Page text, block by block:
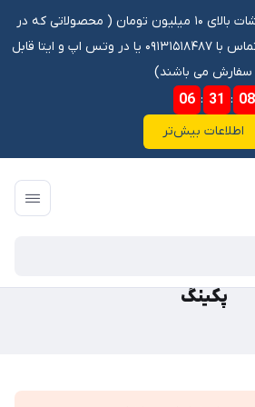
تخفیف ۵ درصد برای سفارشات بالای ۱۰ میلیون تومان ‌‌(‌‌ محصولاتی که در
سایت موجود نیستند طی تماس با ۰۹۱۳۱۵۱۸۴۸۷ یا در وتس اپ و ایتا قابل
سفارش می باشند)
06 : 31 : 08
اطلاعات بیش‌تر
پکینگ